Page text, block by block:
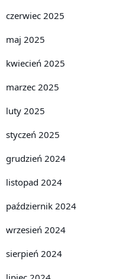
czerwiec 2025
maj 2025
kwiecień 2025
marzec 2025
luty 2025
styczeń 2025
grudzień 2024
listopad 2024
październik 2024
wrzesień 2024
sierpień 2024